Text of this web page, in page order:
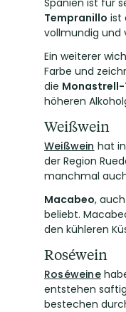
Spanien ist für
Tempranillo ist
vollmundig und
Ein weiterer
Farbe und
die
höheren
Weißwein
Weißwein hat
der Region
manchmal
Macabeo,
beliebt.
den kühleren
Roséwein
Roséweine
entstehen
bestechen